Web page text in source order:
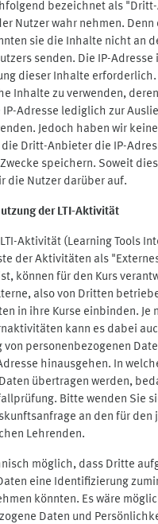
bezeichnet als
Nutzer wahr nehmen. Denn
sie die Inhalte nicht an
senden. Die IP-
dieser Inhalte erforderlich.
Inhalte zu verwenden,
Adresse lediglich zur
Jedoch haben wir
Dritt-Anbieter die IP-
speichern. Soweit
die Nutzer darüber auf.
der LTI-Aktivität
Aktivität (Learning Tools
der Aktivitäten als
können für den Kurs
also von Dritten
in ihre Kurse einbinden. Je
kann es dabei
von personenbezogenen
hinausgehen. In
übertragen werden,
Bitte wenden Sie
an den für den
Lehrenden.
möglich, dass Dritte
eine Identifizierung
könnten. Es wäre
Daten und